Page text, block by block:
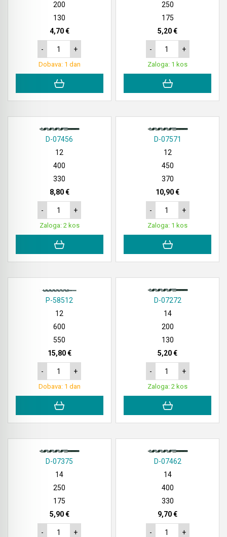
200
130
4,70 €
- +
Dobava: 1 dan
250
175
5,20 €
- +
Zaloga: 1 kos
D-07456
12
400
330
8,80 €
- +
Zaloga: 2 kos
D-07571
12
450
370
10,90 €
- +
Zaloga: 1 kos
P-58512
12
600
550
15,80 €
- +
Dobava: 1 dan
D-07272
14
200
130
5,20 €
- +
Zaloga: 2 kos
D-07375
14
250
175
5,90 €
- +
D-07462
14
400
330
9,70 €
- +
Akumulatorski grelnik vode
Akumulatorske hladilno grelne torbe
Akumulatorske vakumske črpalke za klime
Akumulatorski detektorji
Akumulatorski vezalci in rezalniki armature &
Akumulatorska mikrovalovna pečica